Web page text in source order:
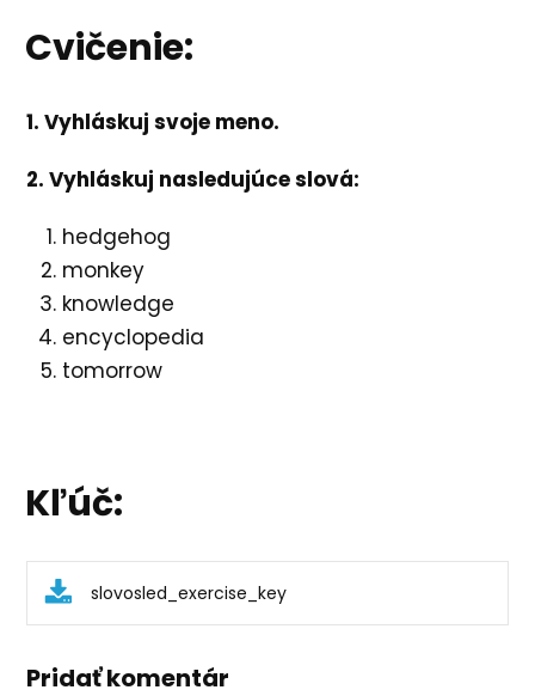
Cvičenie:
1. Vyhláskuj svoje meno.
2. Vyhláskuj nasledujúce slová:
hedgehog
monkey
knowledge
encyclopedia
tomorrow
Kľúč:
slovosled_exercise_key
Pridať komentár